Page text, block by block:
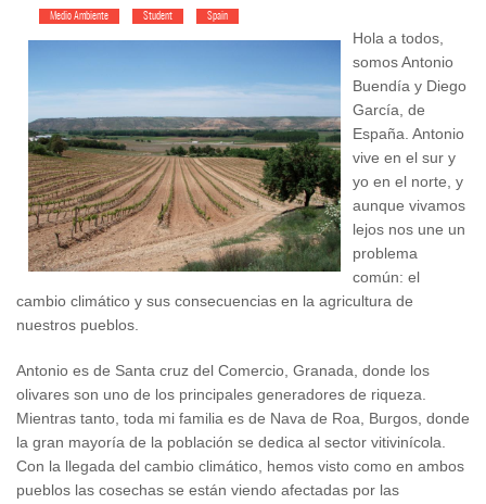
Medio Ambiente Student Spain
Hola a todos,
somos Antonio
Buendía y Diego
García, de
España. Antonio
vive en el sur y
yo en el norte, y
aunque vivamos
lejos nos une un
problema
común: el
cambio climático y sus consecuencias en la agricultura de
nuestros pueblos.
Antonio es de Santa cruz del Comercio, Granada, donde los
olivares son uno de los principales generadores de riqueza.
Mientras tanto, toda mi familia es de Nava de Roa, Burgos, donde
la gran mayoría de la población se dedica al sector vitivinícola.
Con la llegada del cambio climático, hemos visto como en ambos
pueblos las cosechas se están viendo afectadas por las